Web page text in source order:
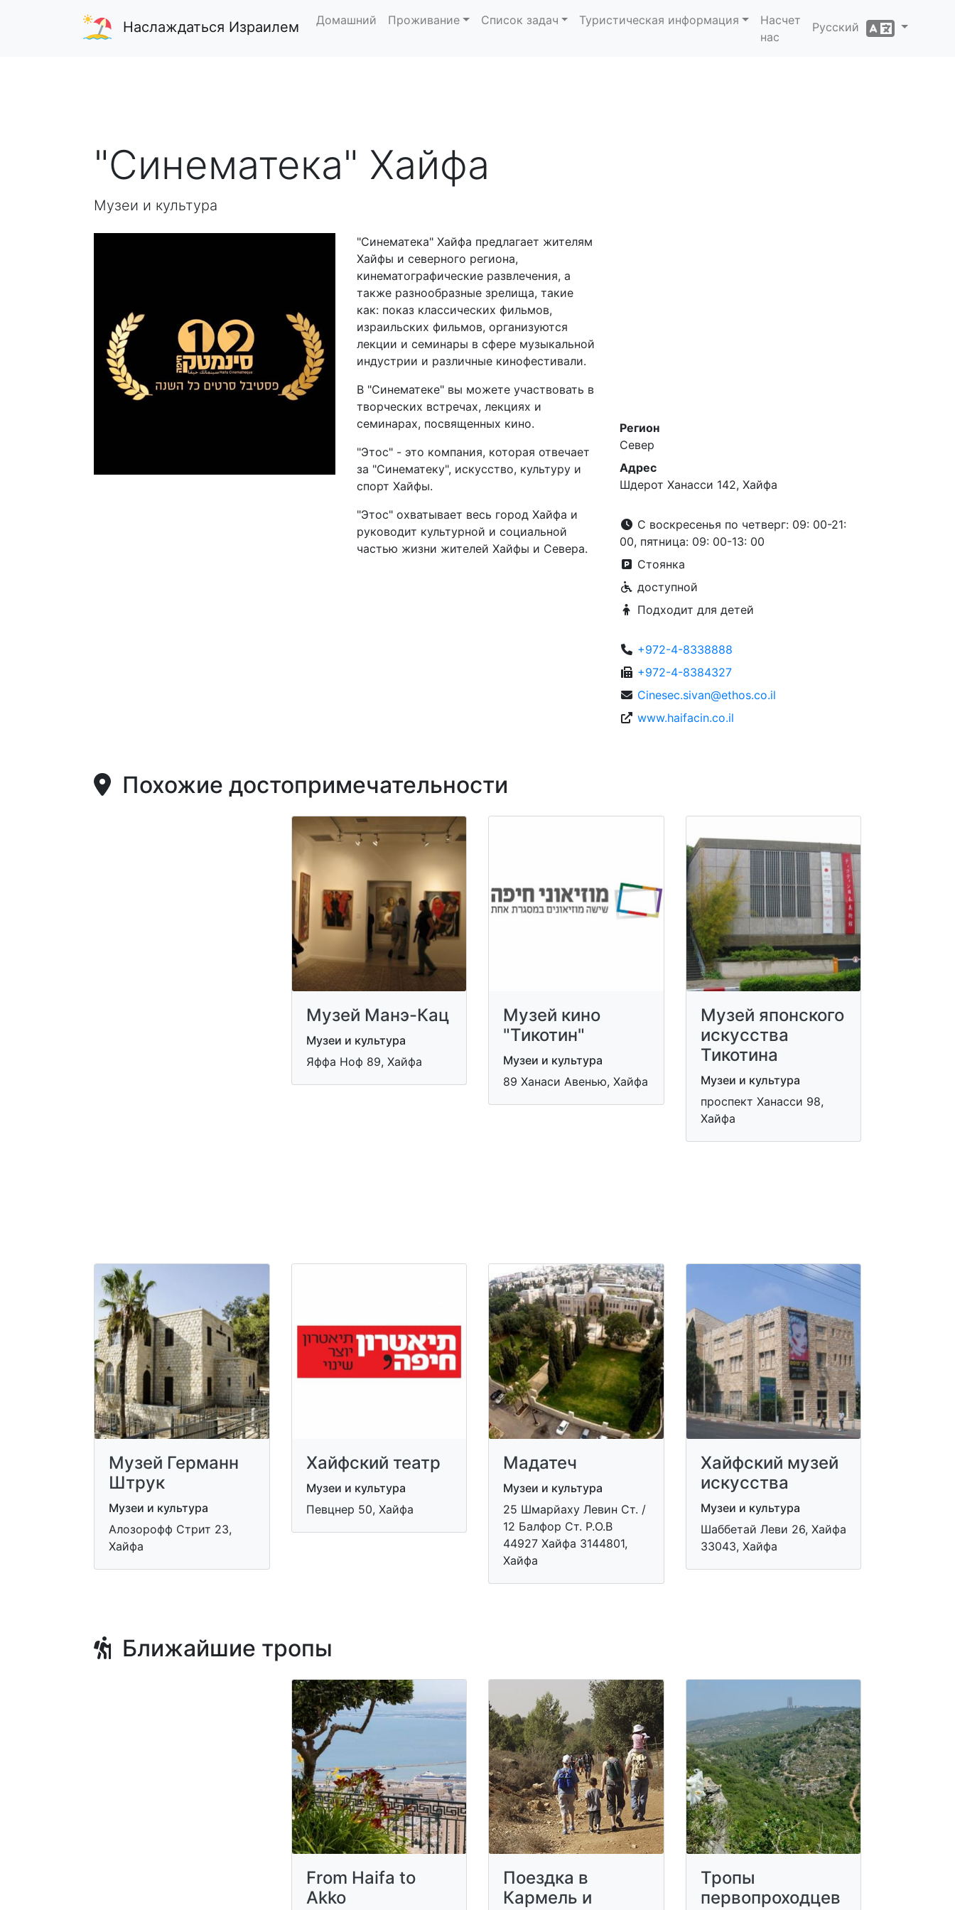
Наслаждаться Израилем Домашний Проживание Список задач Туристическая информация
Насчет
нас
Русский
"Синематека" Хайфа
Музеи и культура
"Синематека" Хайфа предлагает жителям
Хайфы и северного региона,
кинематографические развлечения, а
также разнообразные зрелища, такие
как: показ классических фильмов,
израильских фильмов, организуются
лекции и семинары в сфере музыкальной
индустрии и различные кинофестивали.
В "Синематеке" вы можете участвовать в
творческих встречах, лекциях и
семинарах, посвященных кино.
"Этос" - это компания, которая отвечает
за "Синематеку", искусство, культуру и
спорт Хайфы.
"Этос" охватывает весь город Хайфа и
руководит культурной и социальной
частью жизни жителей Хайфы и Севера.
Регион
Север
Адрес
Шдерот Ханасси 142, Хайфа
С воскресенья по четверг: 09: 00-21:
00, пятница: 09: 00-13: 00
Стоянка
доступной
Подходит для детей
+972-4-8338888
+972-4-8384327
Cinesec.sivan@ethos.co.il
www.haifacin.co.il
Похожие достопримечательности
Музей Манэ-Кац
Музеи и культура
Яффа Ноф 89, Хайфа
Музей кино
"Тикотин"
Музеи и культура
89 Ханаси Авенью, Хайфа
Музей японского
искусства
Тикотина
Музеи и культура
проспект Ханасси 98,
Хайфа
Музей Германн
Штрук
Музеи и культура
Алозорофф Стрит 23,
Хайфа
Хайфский театр
Музеи и культура
Певцнер 50, Хайфа
Мадатеч
Музеи и культура
​25 Шмарйаху Левин Ст. /
12 Балфор Ст. P.O.B
44927 Хайфа 3144801,
Хайфа
Хайфский музей
искусства
Музеи и культура
Шаббетай Леви 26, Хайфа
33043, Хайфа
Ближайшие тропы
From Haifa to
Akko
Поездка в
Кармель и
Тропы
первопроходцев